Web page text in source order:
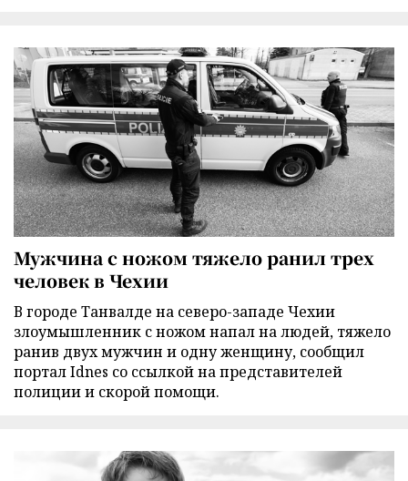
Мужчина с ножом тяжело ранил трех
человек в Чехии
В городе Танвалде на северо-западе Чехии
злоумышленник с ножом напал на людей, тяжело
ранив двух мужчин и одну женщину, сообщил
портал Idnes со ссылкой на представителей
полиции и скорой помощи.